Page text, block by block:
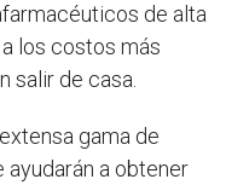
de alta
los costos más
salir de casa.
gama de
a obtener